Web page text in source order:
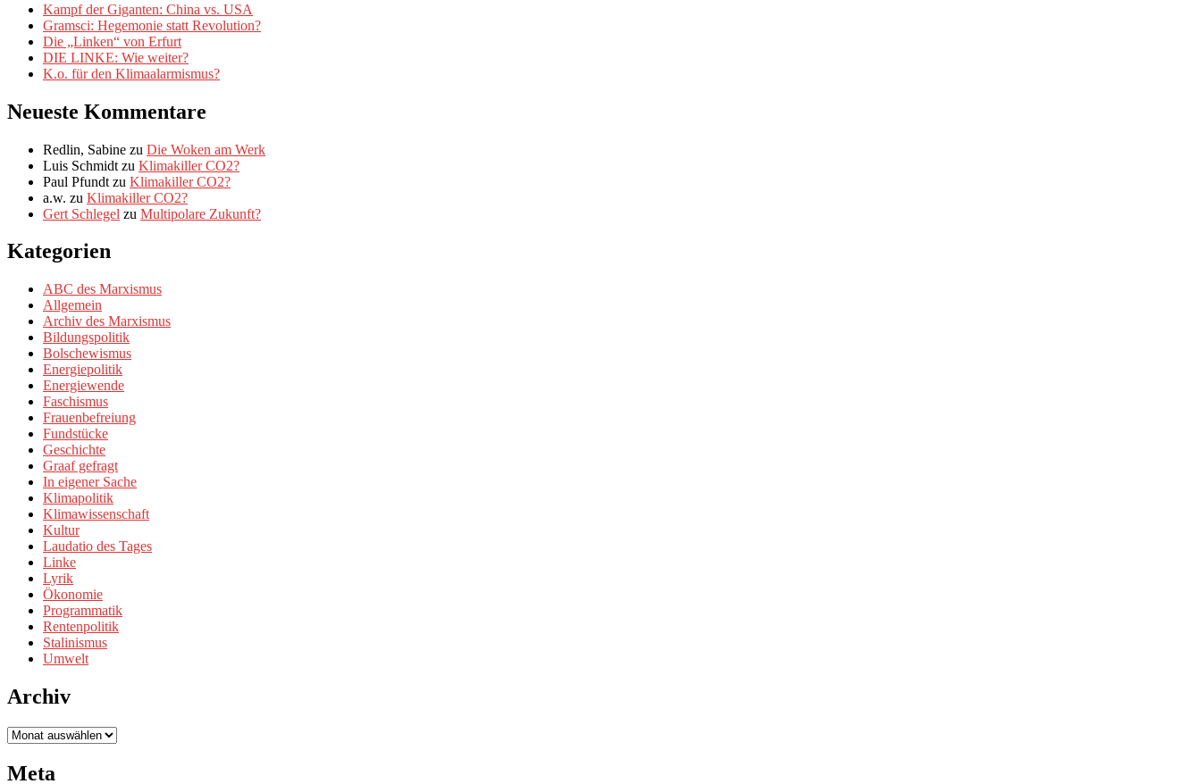
Kampf der Giganten: China vs. USA
Gramsci: Hegemonie statt Revolution?
Die „Linken“ von Erfurt
DIE LINKE: Wie weiter?
K.o. für den Klimaalarmismus?
Neueste Kommentare
Redlin, Sabine zu Die Woken am Werk
Luis Schmidt zu Klimakiller CO2?
Paul Pfundt zu Klimakiller CO2?
a.w. zu Klimakiller CO2?
Gert Schlegel zu Multipolare Zukunft?
Kategorien
ABC des Marxismus
Allgemein
Archiv des Marxismus
Bildungspolitik
Bolschewismus
Energiepolitik
Energiewende
Faschismus
Frauenbefreiung
Fundstücke
Geschichte
Graaf gefragt
In eigener Sache
Klimapolitik
Klimawissenschaft
Kultur
Laudatio des Tages
Linke
Lyrik
Ökonomie
Programmatik
Rentenpolitik
Stalinismus
Umwelt
Archiv
Archiv
Meta